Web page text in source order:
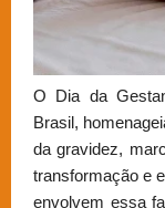
O Dia da
Brasil,
da gravidez,
transformação e
envolvem essa